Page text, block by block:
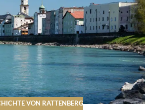
VON RATTENBERG